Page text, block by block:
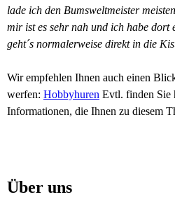
lade ich den Bumsweltmeister
mir ist es sehr nah und ich habe dort
geht´s normalerweise direkt in die
Wir empfehlen Ihnen auch einen
werfen: Hobbyhuren Evtl. finden Sie
Informationen, die Ihnen zu diesem
Über uns